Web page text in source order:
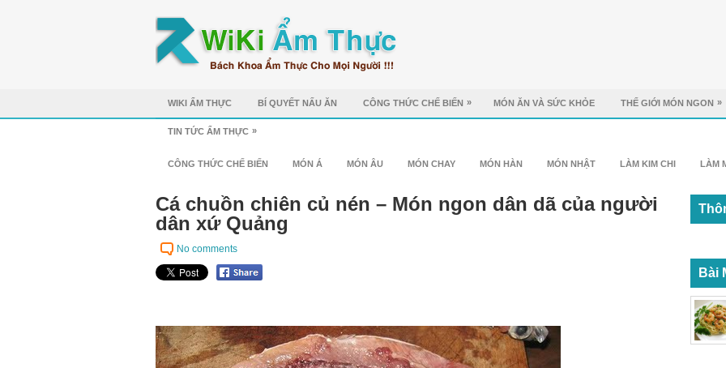
WIKI ẨM THỰC BÍ QUYẾT NẤU ĂN CÔNG THỨC CHẾ BIẾN » MÓN ĂN VÀ SỨC KHỎE THẾ GIỚI MÓN NGON »
TIN TỨC ẨM THỰC »
CÔNG THỨC CHẾ BIẾN MÓN Á MÓN ÂU MÓN CHAY MÓN HÀN MÓN NHẬT LÀM KIM CHI LÀM
Cá chuồn chiên củ nén – Món ngon dân dã của người
dân xứ Quảng
No comments
Bài